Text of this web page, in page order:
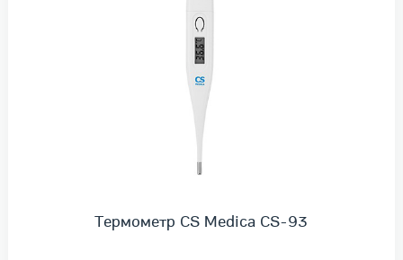
Термометр CS Medica CS-93